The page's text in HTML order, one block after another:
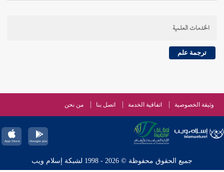
الخدمات العلمية
ترجمة علم
وثيقة الخصوصية اتفاقية الخدمة اتصل بنا من نحن
جميع الحقوق محفوظة © 2026 - 1998 لشبكة إسلام ويب